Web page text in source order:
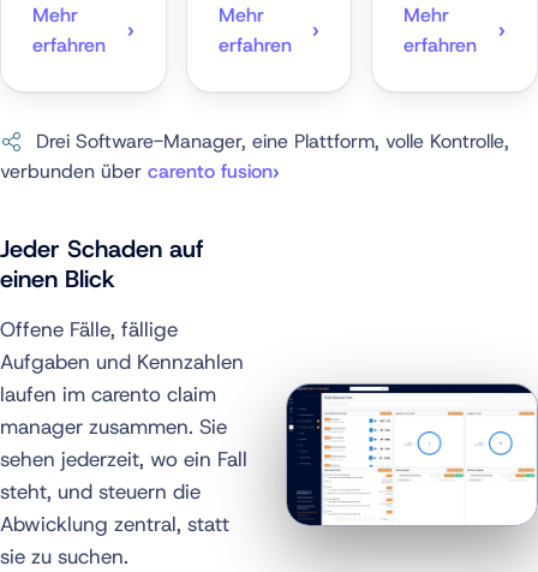
Mehr
erfahren
Mehr
erfahren
Mehr
erfahren
Drei Software-Manager, eine Plattform, volle Kontrolle,
verbunden über carento fusion
Jeder Schaden auf
einen Blick
Offene Fälle, fällige
Aufgaben und Kennzahlen
laufen im carento claim
manager zusammen. Sie
sehen jederzeit, wo ein Fall
steht, und steuern die
Abwicklung zentral, statt
sie zu suchen.